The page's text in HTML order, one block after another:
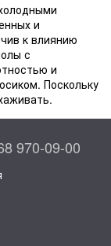
и
к влиянию
с
и
Поскольку
970-09-00